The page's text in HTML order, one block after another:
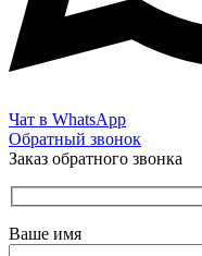
Чат в WhatsApp
Обратный звонок
Заказ обратного звонка
Ваше имя